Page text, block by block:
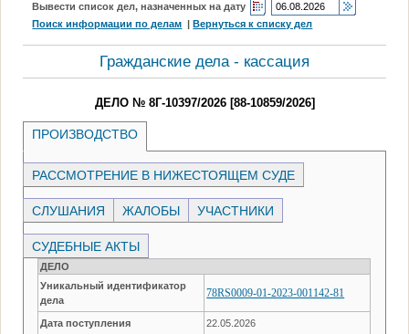
Вывести список дел, назначенных на дату
Поиск информации по делам |Вернуться к списку дел
Гражданские дела - кассация
ДЕЛО № 8Г-10397/2026 [88-10859/2026]
ПРОИЗВОДСТВО
РАССМОТРЕНИЕ В НИЖЕСТОЯЩЕМ СУДЕ
СЛУШАНИЯ ЖАЛОБЫ УЧАСТНИКИ
СУДЕБНЫЕ АКТЫ
ДЕЛО
Уникальный идентификатор
дела
78RS0009-01-2023-001142-81
Дата поступления 22.05.2026